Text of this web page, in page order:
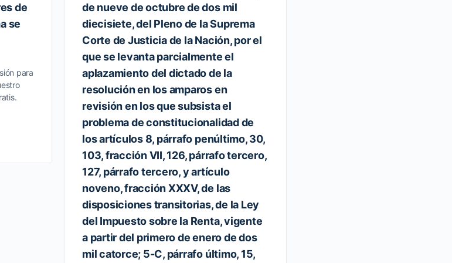
de
se
para
de nueve de octubre de dos mil
diecisiete, del Pleno de la Suprema
Corte de Justicia de la Nación, por el
que se levanta parcialmente el
aplazamiento del dictado de la
resolución en los amparos en
revisión en los que subsista el
problema de constitucionalidad de
los artículos 8, párrafo penúltimo, 30,
103, fracción VII, 126, párrafo tercero,
127, párrafo tercero, y artículo
noveno, fracción XXXV, de las
disposiciones transitorias, de la Ley
del Impuesto sobre la Renta, vigente
a partir del primero de enero de dos
mil catorce; 5-C, párrafo último, 15,